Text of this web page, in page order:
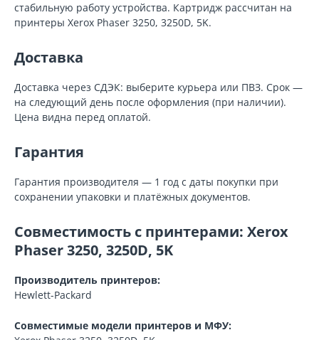
стабильную работу устройства. Картридж рассчитан на
принтеры Xerox Phaser 3250, 3250D, 5K.
Доставка
Доставка через СДЭК: выберите курьера или ПВЗ. Срок —
на следующий день после оформления (при наличии).
Цена видна перед оплатой.
Гарантия
Гарантия производителя — 1 год с даты покупки при
сохранении упаковки и платёжных документов.
Совместимость с принтерами: Xerox
Phaser 3250, 3250D, 5K
Производитель принтеров:
Hewlett-Packard
Совместимые модели принтеров и МФУ: